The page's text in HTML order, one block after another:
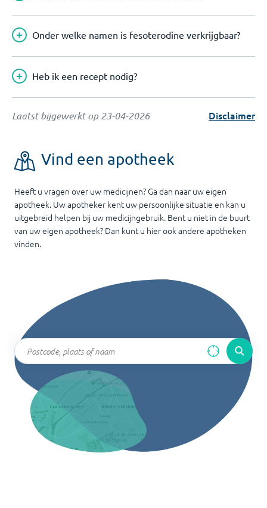
Onder welke namen is fesoterodine verkrijgbaar?
Heb ik een recept nodig?
Laatst bijgewerkt op 23-04-2026 Disclaimer
Vind een apotheek
Heeft u vragen over uw medicijnen? Ga dan naar uw eigen
apotheek. Uw apotheker kent uw persoonlijke situatie en kan u
uitgebreid helpen bij uw medicijngebruik. Bent u niet in de buurt
van uw eigen apotheek? Dan kunt u hier ook andere apotheken
vinden.